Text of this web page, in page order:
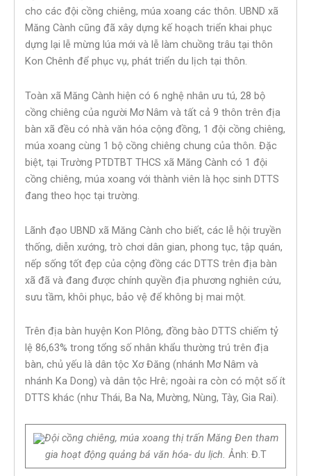
cho các đội cồng chiêng, múa xoang các thôn. UBND xã
Măng Cành cũng đã xây dựng kế hoạch triển khai phục
dựng lại lễ mừng lúa mới và lễ làm chuồng trâu tại thôn
Kon Chênh để phục vụ, phát triển du lịch tại thôn.
Toàn xã Măng Cành hiện có 6 nghệ nhân ưu tú, 28 bộ
cồng chiêng của người Mơ Nâm và tất cả 9 thôn trên địa
bàn xã đều có nhà văn hóa cộng đồng, 1 đội cồng chiêng,
múa xoang cùng 1 bộ cồng chiêng chung của thôn. Đặc
biệt, tại Trường PTDTBT THCS xã Măng Cành có 1 đội
cồng chiêng, múa xoang với thành viên là học sinh DTTS
đang theo học tại trường.
Lãnh đạo UBND xã Măng Cành cho biết, các lễ hội truyền
thống, diễn xướng, trò chơi dân gian, phong tục, tập quán,
nếp sống tốt đẹp của cộng đồng các DTTS trên địa bàn
xã đã và đang được chính quyền địa phương nghiên cứu,
sưu tầm, khôi phục, bảo vệ để không bị mai một.
Trên địa bàn huyện Kon Plông, đồng bào DTTS chiếm tỷ
lệ 86,63% trong tổng số nhân khẩu thường trú trên địa
bàn, chủ yếu là dân tộc Xơ Đăng (nhánh Mơ Nâm và
nhánh Ka Dong) và dân tộc Hrê; ngoài ra còn có một số ít
DTTS khác (như Thái, Ba Na, Mường, Nùng, Tày, Gia Rai).
Đội cồng chiêng, múa xoang thị trấn Măng Đen tham
gia hoạt động quảng bá văn hóa- du lịch. Ảnh: Đ.T